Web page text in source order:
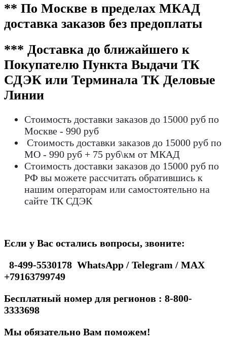
** По Москве в пределах МКАД
доставка заказов без предоплаты
*** Доставка до ближайшего к
Покупателю Пункта Выдачи ТК
СДЭК или Терминала ТК Деловые
Линии
Стоимость доставки заказов до 15000 руб по
Москве - 990 руб
Стоимость доставки заказов до 15000 руб по
МО - 990 руб + 75 руб\км от МКАД
Стоимость доставки заказов до 15000 руб по
РФ вы можете рассчитать обратившись к
нашим операторам или самостоятельно на
сайте ТК СДЭК
Если у Вас остались вопросы, звоните:
8-499-5530178 WhatsApp / Telegram / MAX
+79163799749
Бесплатный номер для регионов : 8-800-
3333698
Мы обязательно Вам поможем!